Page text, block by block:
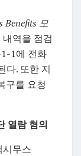
Benefits 모
역을 점검
1에 전화
다. 또한 지
구를 요청
열람 혐의
시무스